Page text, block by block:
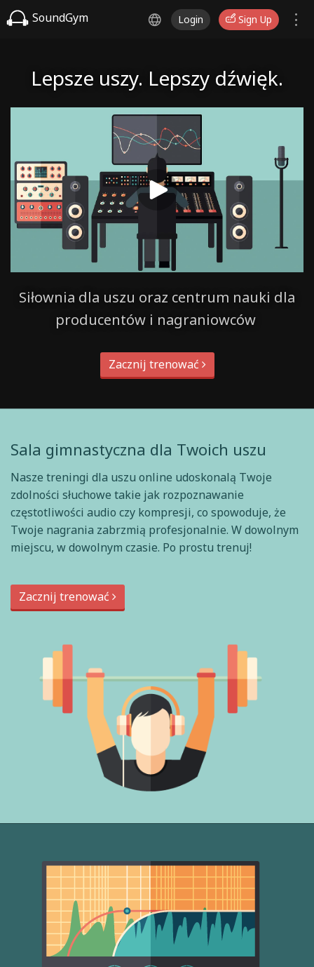
SoundGym Login Sign Up
Lepsze uszy. Lepszy dźwięk.
Siłownia dla uszu oraz centrum nauki dla
producentów i nagraniowców
Zacznij trenować
Sala gimnastyczna dla Twoich uszu
Nasze treningi dla uszu online udoskonalą Twoje
zdolności słuchowe takie jak rozpoznawanie
częstotliwości audio czy kompresji, co spowoduje, że
Twoje nagrania zabrzmią profesjonalnie. W dowolnym
miejscu, w dowolnym czasie. Po prostu trenuj!
Zacznij trenować